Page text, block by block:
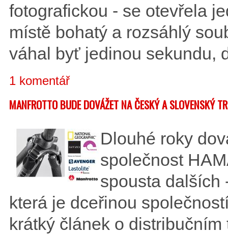
fotografickou - se otevřela
místě bohatý a rozsáhlý
váhal byť jedinou sekundu,
1 komentář
MANFROTTO BUDE DOVÁŽET NA ČESKÝ A SLOVENSKÝ
Dlouhé roky
společnost
spousta dalších
která je dceřinou
krátký článek o